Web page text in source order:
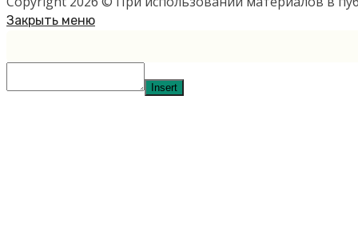
Закрыть меню
Insert